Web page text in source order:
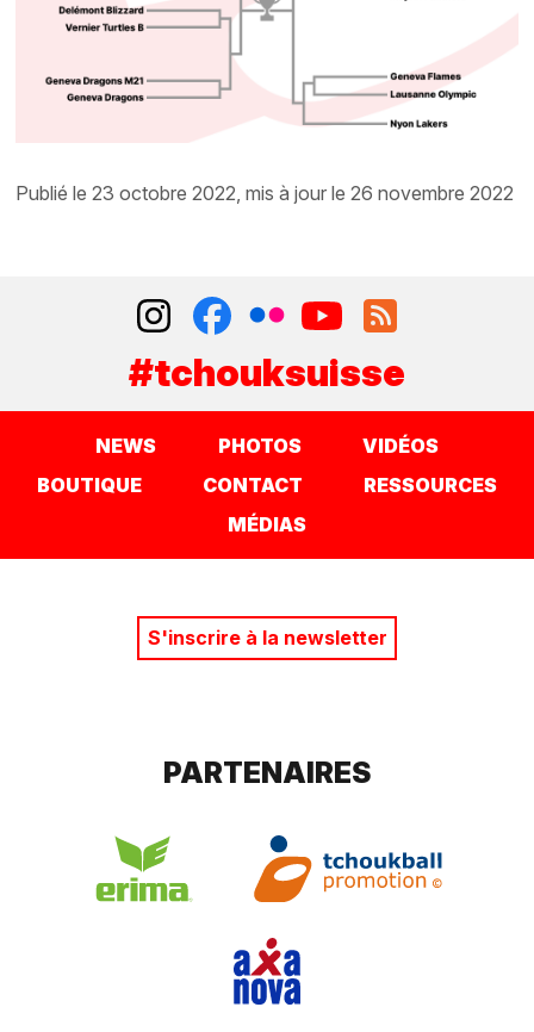
publié le 23 octobre 2022, mis à jour le 26 novembre 2022
#tchouksuisse
NEWS PHOTOS
VIDÉOS
BOUTIQUE
CONTACT
RESSOURCES
MÉDIAS
S'inscrire à la newsletter
PARTENAIRES